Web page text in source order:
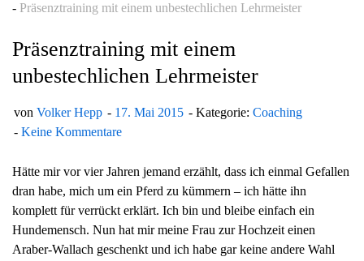
a
a
Präsenztraining mit einem unbestechlichen Lehrmeister
Präsenztraining mit einem
unbestechlichen Lehrmeister
von Volker Hepp 17. Mai 2015 Kategorie: Coaching
Keine Kommentare
Hätte mir vor vier Jahren jemand erzählt, dass ich einmal Gefallen
dran habe, mich um ein Pferd zu kümmern – ich hätte ihn
komplett für verrückt erklärt. Ich bin und bleibe einfach ein
Hundemensch. Nun hat mir meine Frau zur Hochzeit einen
Araber-Wallach geschenkt und ich habe gar keine andere Wahl